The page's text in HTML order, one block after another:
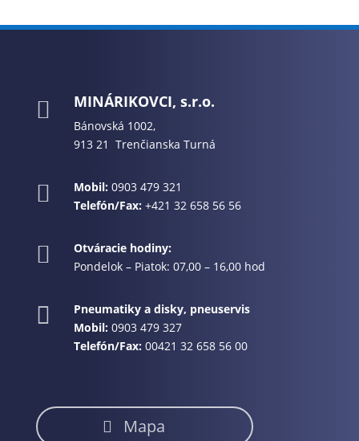
 MINÁRIKOVCI, s.r.o.
Bánovská 1002,
913 21 Trenčianska Turná
 Mobil: 0903 479 321
Telefón/Fax:+421 32 658 56 56

Otváracie hodiny:
Pondelok – Piatok: 07,00 – 16,00 hod

Pneumatiky a disky, pneuservis
Mobil: 0903 479 327
Telefón/Fax:00421 32 658 56 00
Mapa